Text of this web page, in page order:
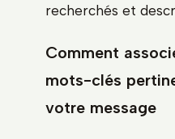
recherchés et
Comment
mots-clés
votre message